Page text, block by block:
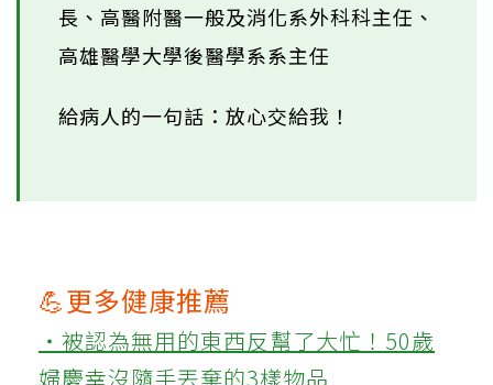
長、高醫附醫一般及消化系外科科主任、
高雄醫學大學後醫學系系主任
給病人的一句話：放心交給我！
💪更多健康推薦
‧被認為無用的東西反幫了大忙！50歲
婦慶幸沒隨手丟棄的3樣物品